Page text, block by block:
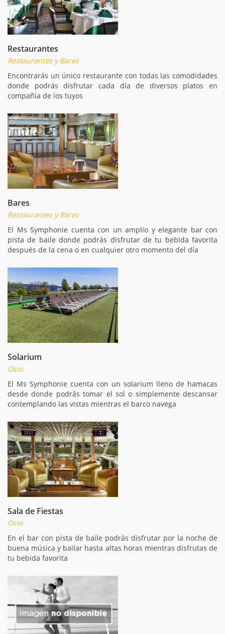
Restaurantes
Restaurantes y Bares
Encontrarás un único restaurante con todas las comodidades
donde podrás disfrutar cada día de diversos platos en
compañía de los tuyos
Bares
Restaurantes y Bares
El Ms Symphonie cuenta con un amplio y elegante bar con
pista de baile donde podrás disfrutar de tu bebida favorita
después de la cena o en cualquier otro momento del día
Solarium
Ocio
El Ms Symphonie cuenta con un solarium lleno de hamacas
desde donde podrás tomar el sol o simplemente descansar
contemplando las vistas mientras el barco navega
Sala de Fiestas
Ocio
En el bar con pista de baile podrás disfrutar por la noche de
buena música y bailar hasta altas horas mientras disfrutas de
tu bebida favorita